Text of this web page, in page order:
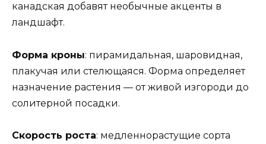
канадская добавят необычные акценты в
ландшафт.
Форма кроны: пирамидальная, шаровидная,
плакучая или стелющаяся. Форма определяет
назначение растения — от живой изгороди до
солитерной посадки.
Скорость роста: медленнорастущие сорта